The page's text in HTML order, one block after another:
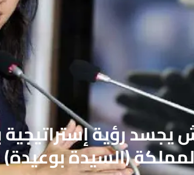
رؤية
(السيدة بوعيدة)